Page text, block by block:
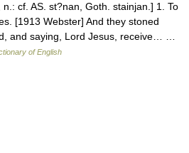
cf. AS. st?nan, Goth. stainjan.] 1. To
[1913 Webster] And they stoned
and saying, Lord Jesus, receive… …
of English